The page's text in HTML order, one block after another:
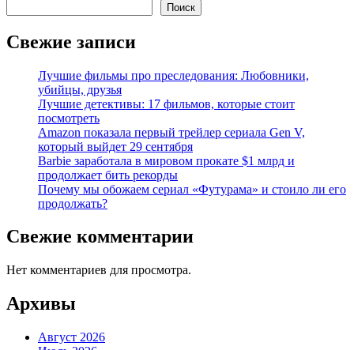
Поиск
Свежие записи
Лучшие фильмы про преследования: Любовники,
убийцы, друзья
Лучшие детективы: 17 фильмов, которые стоит
посмотреть
Amazon показала первый трейлер сериала Gen V,
который выйдет 29 сентября
Barbie заработала в мировом прокате $1 млрд и
продолжает бить рекорды
Почему мы обожаем сериал «Футурама» и стоило ли его
продолжать?
Свежие комментарии
Нет комментариев для просмотра.
Архивы
Август 2026